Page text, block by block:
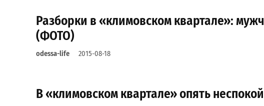
Разборки в «климовском квартале»:
(ФОТО)
odessa-life 2015-08-18
В «климовском квартале» опять